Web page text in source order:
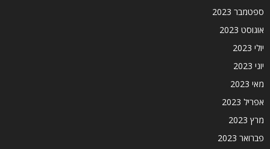
ספטמבר 2023
אוגוסט 2023
יולי 2023
יוני 2023
מאי 2023
אפריל 2023
מרץ 2023
פברואר 2023